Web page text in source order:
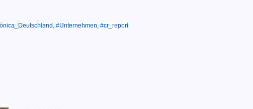
, #Unternehmen, #cr_report